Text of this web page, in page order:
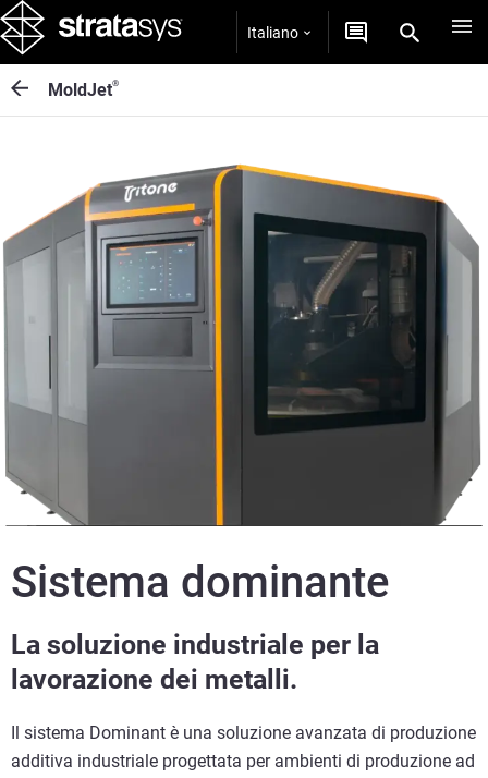
Italiano
MoldJet®
Sistema dominante
La soluzione industriale per la
lavorazione dei metalli.
Il sistema Dominant è una soluzione avanzata di produzione
additiva industriale progettata per ambienti di produzione ad